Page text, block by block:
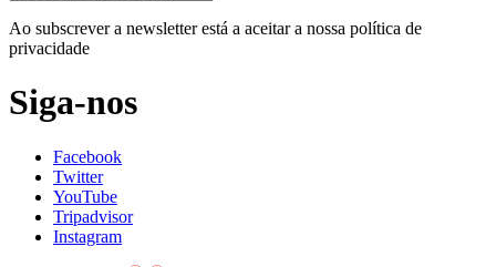
Ao subscrever a newsletter está a aceitar a nossa política de
privacidade
Siga-nos
Facebook
Twitter
YouTube
Tripadvisor
Instagram